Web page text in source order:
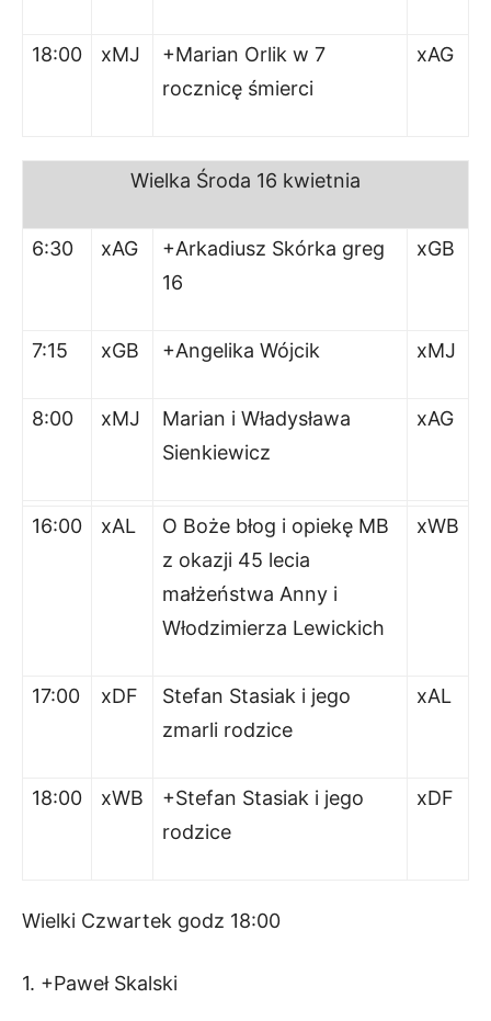
18:00 xMJ
+Marian Orlik w 7
rocznicę śmierci
xAG
Wielka Środa 16 kwietnia
6:30 xAG
+Arkadiusz Skórka greg
16
xGB
7:15 xGB +Angelika Wójcik xMJ
8:00 xMJ
Marian i Władysława
Sienkiewicz
xAG
16:00 xAL
O Boże błog i opiekę MB
z okazji 45 lecia
małżeństwa Anny i
Włodzimierza Lewickich
xWB
17:00 xDF
Stefan Stasiak i jego
zmarli rodzice
xAL
18:00 xWB
+Stefan Stasiak i jego
rodzice
xDF
Wielki Czwartek godz 18:00
1. +Paweł Skalski